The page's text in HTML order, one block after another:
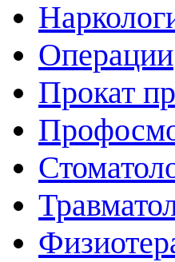
Операции
Прокат